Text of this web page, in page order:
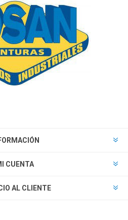
CUENTA
AL CLIENTE